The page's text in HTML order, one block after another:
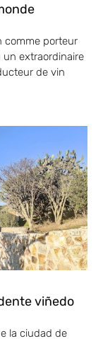
comme porteur
un extraordinaire
de vin
viñedo
la ciudad de